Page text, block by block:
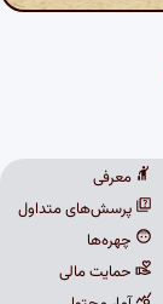
معرفی
پرسش‌های متداول
چهره‌ها
حمایت مالی